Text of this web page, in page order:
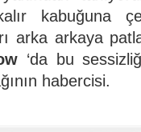
kabuğuna
arka arkaya
‘da bu
habercisi.